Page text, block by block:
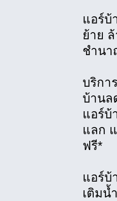
แอร์บ้
ย้าย
ชำนา
บริกา
บ้านล
แอร์บ้
แลก
ฟรี*
แอร์บ้
เติมน้